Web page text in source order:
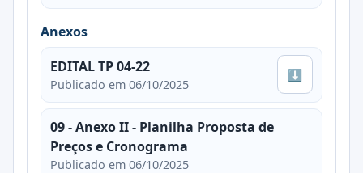
Anexos
EDITAL TP 04-22
Publicado em 06/10/2025
⬇
09 - Anexo II - Planilha Proposta de
Preços e Cronograma
Publicado em 06/10/2025